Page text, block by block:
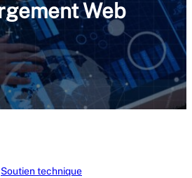
Web
Soutien technique